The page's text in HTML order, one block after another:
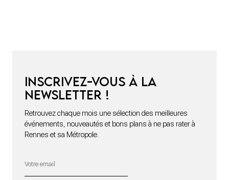
Inscrivez-vous à la
newsletter !
Retrouvez chaque mois une sélection des meilleures
événements, nouveautés et bons plans à ne pas rater à
Rennes et sa Métropole.